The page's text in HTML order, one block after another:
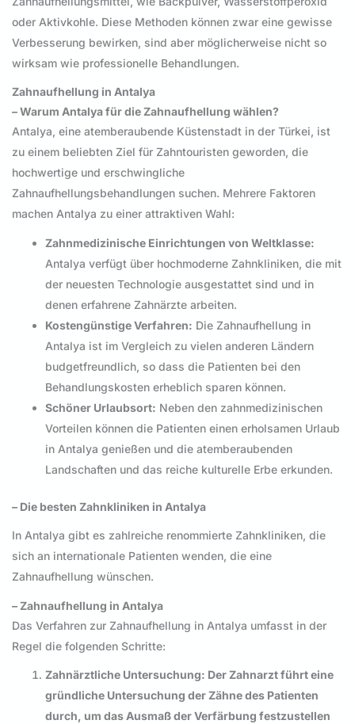
oder Aktivkohle. Diese Methoden können zwar eine gewisse
Verbesserung bewirken, sind aber möglicherweise nicht so
wirksam wie professionelle Behandlungen.
Zahnaufhellung in Antalya
– Warum Antalya für die Zahnaufhellung wählen?
Antalya, eine atemberaubende Küstenstadt in der Türkei, ist
zu einem beliebten Ziel für Zahntouristen geworden, die
hochwertige und erschwingliche
Zahnaufhellungsbehandlungen suchen. Mehrere Faktoren
machen Antalya zu einer attraktiven Wahl:
Zahnmedizinische Einrichtungen von Weltklasse:
Antalya verfügt über hochmoderne Zahnkliniken, die mit
der neuesten Technologie ausgestattet sind und in
denen erfahrene Zahnärzte arbeiten.
Kostengünstige Verfahren: Die Zahnaufhellung in
Antalya ist im Vergleich zu vielen anderen Ländern
budgetfreundlich, so dass die Patienten bei den
Behandlungskosten erheblich sparen können.
Schöner Urlaubsort: Neben den zahnmedizinischen
Vorteilen können die Patienten einen erholsamen Urlaub
in Antalya genießen und die atemberaubenden
Landschaften und das reiche kulturelle Erbe erkunden.
– Die besten Zahnkliniken in Antalya
In Antalya gibt es zahlreiche renommierte Zahnkliniken, die
sich an internationale Patienten wenden, die eine
Zahnaufhellung wünschen.
– Zahnaufhellung in Antalya
Das Verfahren zur Zahnaufhellung in Antalya umfasst in der
Regel die folgenden Schritte:
Zahnärztliche Untersuchung: Der Zahnarzt führt eine
gründliche Untersuchung der Zähne des Patienten
durch, um das Ausmaß der Verfärbung festzustellen